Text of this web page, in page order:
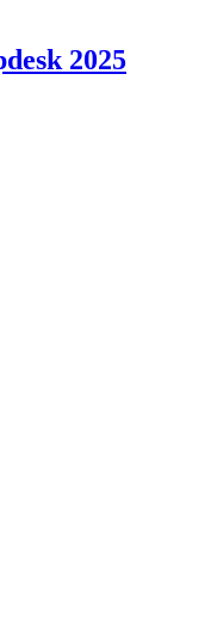
2025